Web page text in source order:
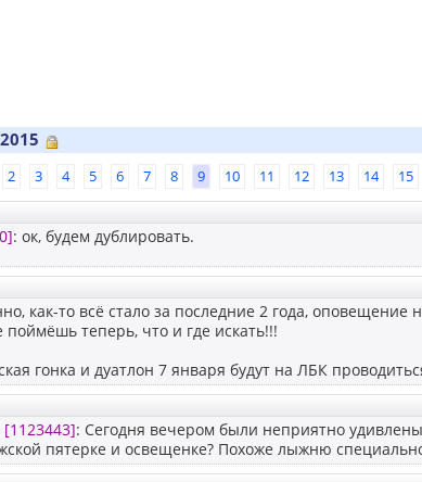
2 3 4 5 6 7 8 9 10 11 12 13 14 15
: ок, будем дублировать.
как-то всё стало за последние 2 года,
поймёшь теперь, что и где искать!!!
гонка и дуатлон 7 января будут на ЛБК
[1123443]: Сегодня вечером были неприятно
пятерке и освещенке? Похоже лыжню